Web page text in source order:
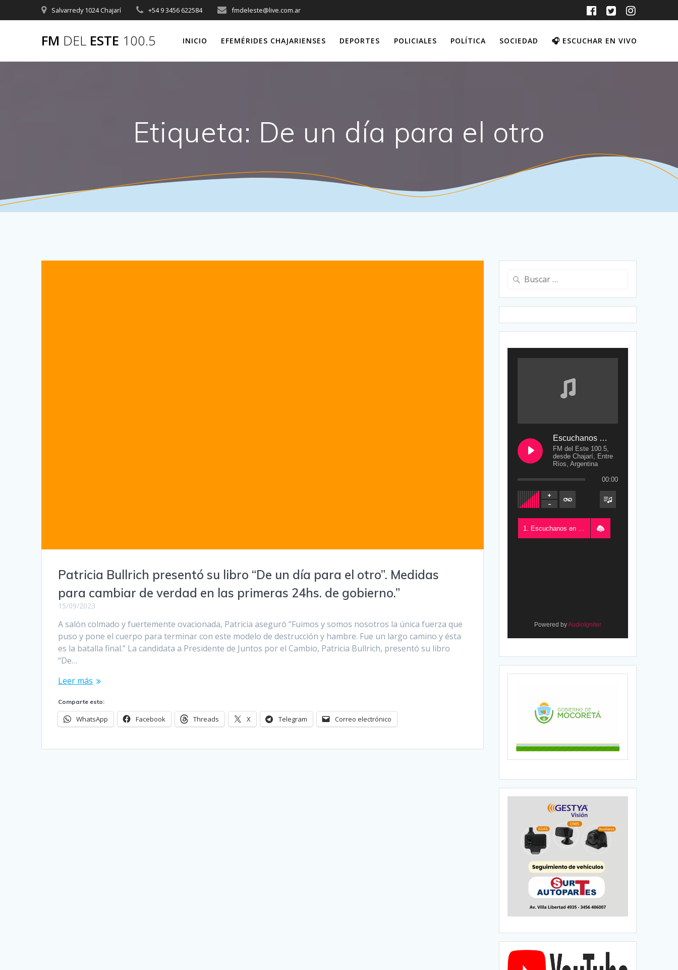
al
Salvarredy 1024 Chajarí +54 9 3456 622584 fmdeleste@live.com.ar
FM DEL ESTE 100.5 INICIO EFEMÉRIDES CHAJARIENSES DEPORTES POLICIALES POLÍTICA SOCIEDAD 🎧 ESCUCHAR EN VIVO
Etiqueta: De un día para el otro
Patricia Bullrich presentó su libro “De un día para el otro”. Medidas
para cambiar de verdad en las primeras 24hs. de gobierno.”
15/09/2023
A salón colmado y fuertemente ovacionada, Patricia aseguró “Fuimos y somos nosotros la única fuerza que
puso y pone el cuerpo para terminar con este modelo de destrucción y hambre. Fue un largo camino y ésta
es la batalla final.” La candidata a Presidente de Juntos por el Cambio, Patricia Bullrich, presentó su libro
“De…
Leer más
Comparte esto:
WhatsApp Facebook Threads X Telegram Correo electrónico
Buscar:
Escuchanos en Vivo
FM del Este 100.5,
desde Chajarí, Entre
Ríos, Argentina
00:00
1. Escuchanos en Vivo - FM del Este 100.5, desde Chajarí, Entre Ríos, Argentina
Powered byAudioIgniter